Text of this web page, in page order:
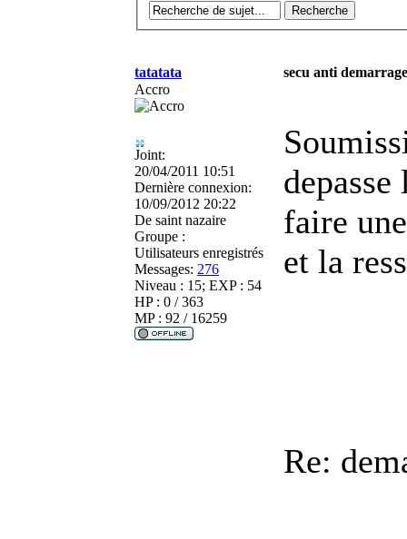
tatatata
secu anti
Accro
Joint:
20/04/2011 10:51
Dernière connexion:
10/09/2012 20:22
De saint nazaire
Groupe :
Utilisateurs enregistrés
Messages: 276
Niveau : 15; EXP : 54
HP : 0 / 363
MP : 92 / 16259
faire
et la
Re: